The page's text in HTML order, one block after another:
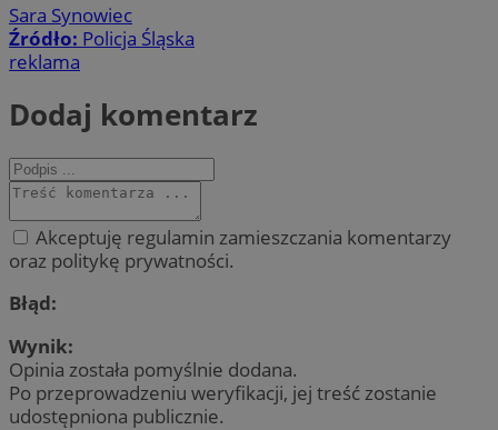
Sara Synowiec
Źródło: Policja Śląska
reklama
Dodaj komentarz
Akceptuję regulamin zamieszczania komentarzy
oraz politykę prywatności.
Błąd:
Wynik:
Opinia została pomyślnie dodana.
Po przeprowadzeniu weryfikacji, jej treść zostanie
udostępniona publicznie.